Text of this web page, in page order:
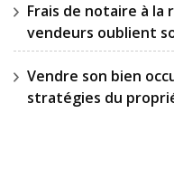
Frais de notaire à la
vendeurs oublient
Vendre son bien
stratégies du